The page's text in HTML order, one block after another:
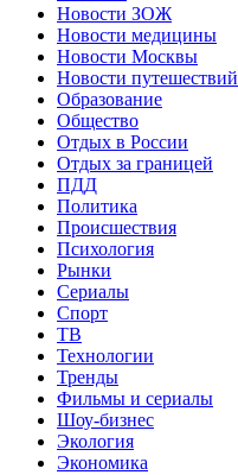
Новости ЗОЖ
Новости медицины
Новости Москвы
Новости путешествий
Образование
Общество
Отдых в России
Отдых за границей
ПДД
Политика
Происшествия
Психология
Рынки
Сериалы
Спорт
ТВ
Технологии
Тренды
Фильмы и сериалы
Шоу-бизнес
Экология
Экономика